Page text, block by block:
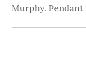
Murphy. Pendant